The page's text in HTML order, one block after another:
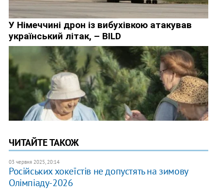
ЧИТАЙТЕ ТАКОЖ
03 червня 2025, 20:14
Російських хокеїстів не допустять на зимову
Олімпіаду-2026